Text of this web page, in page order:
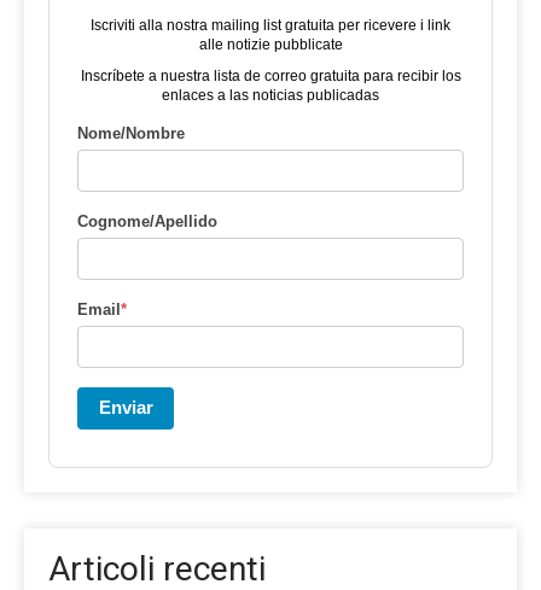
Iscriviti alla nostra mailing list gratuita per ricevere i link
alle notizie pubblicate
Inscríbete a nuestra lista de correo gratuita para recibir los
enlaces a las noticias publicadas
Nome/Nombre
Cognome/Apellido
Email*
Enviar
Articoli recenti